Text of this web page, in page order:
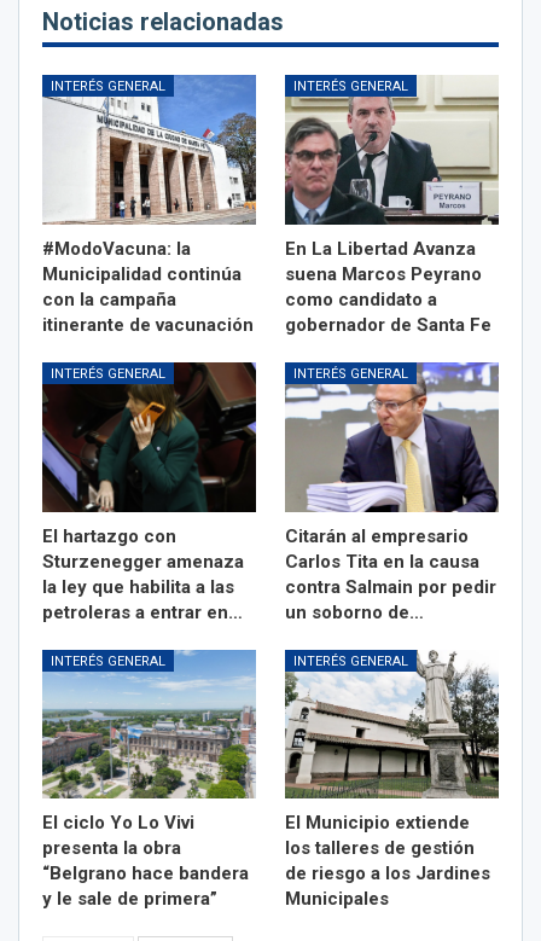
Noticias relacionadas
INTERÉS GENERAL
#ModoVacuna: la
Municipalidad continúa
con la campaña
itinerante de vacunación
INTERÉS GENERAL
En La Libertad Avanza
suena Marcos Peyrano
como candidato a
gobernador de Santa Fe
INTERÉS GENERAL
El hartazgo con
Sturzenegger amenaza
la ley que habilita a las
petroleras a entrar en…
INTERÉS GENERAL
Citarán al empresario
Carlos Tita en la causa
contra Salmain por pedir
un soborno de…
INTERÉS GENERAL
El ciclo Yo Lo Vivi
presenta la obra
“Belgrano hace bandera
y le sale de primera”
INTERÉS GENERAL
El Municipio extiende
los talleres de gestión
de riesgo a los Jardines
Municipales